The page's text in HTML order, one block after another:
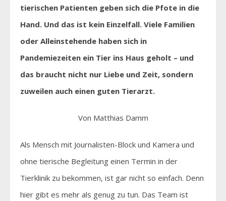
tierischen Patienten geben sich die Pfote in die
Hand. Und das ist kein Einzelfall. Viele Familien
oder Alleinstehende haben sich in
Pandemiezeiten ein Tier ins Haus geholt – und
das braucht nicht nur Liebe und Zeit, sondern
zuweilen auch einen guten Tierarzt.
Von Matthias Damm
Als Mensch mit Journalisten-Block und Kamera und
ohne tierische Begleitung einen Termin in der
Tierklinik zu bekommen, ist gar nicht so einfach. Denn
hier gibt es mehr als genug zu tun. Das Team ist